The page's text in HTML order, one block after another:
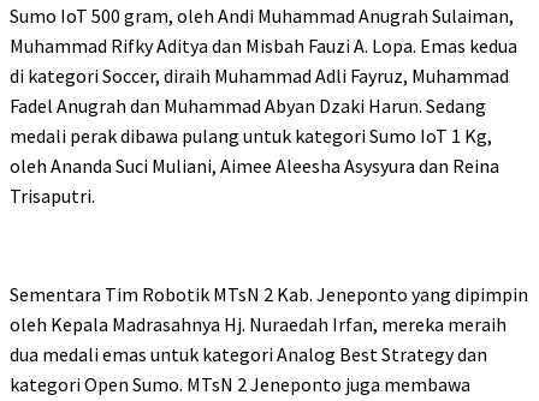
Sumo IoT 500 gram, oleh Andi Muhammad Anugrah Sulaiman,
Muhammad Rifky Aditya dan Misbah Fauzi A. Lopa. Emas kedua
di kategori Soccer, diraih Muhammad Adli Fayruz, Muhammad
Fadel Anugrah dan Muhammad Abyan Dzaki Harun. Sedang
medali perak dibawa pulang untuk kategori Sumo IoT 1 Kg,
oleh Ananda Suci Muliani, Aimee Aleesha Asysyura dan Reina
Trisaputri.
Sementara Tim Robotik MTsN 2 Kab. Jeneponto yang dipimpin
oleh Kepala Madrasahnya Hj. Nuraedah Irfan, mereka meraih
dua medali emas untuk kategori Analog Best Strategy dan
kategori Open Sumo. MTsN 2 Jeneponto juga membawa